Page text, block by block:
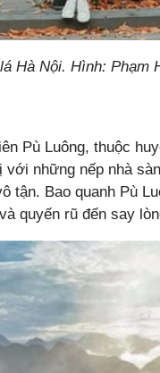
Hà Nội. Hình: Phạm
Pù Luông, thuộc
với những nếp nhà
tận. Bao quanh Pù
quyến rũ đến say